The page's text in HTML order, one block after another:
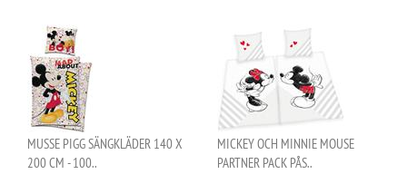
MUSSE PIGG SÄNGKLÄDER 140 X
200 CM - 100..
MICKEY OCH MINNIE MOUSE
PARTNER PACK PÅS..